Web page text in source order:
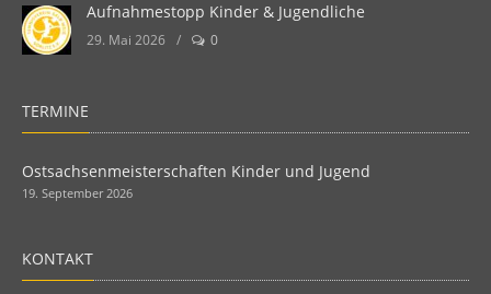
Aufnahmestopp Kinder & Jugendliche
29. Mai 2026 / 0
TERMINE
Ostsachsenmeisterschaften Kinder und Jugend
19. September 2026
KONTAKT